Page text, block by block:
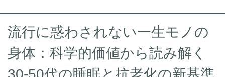
流行に惑わされない一生モノの
身体：科学的価値から読み解く
30-50代の睡眠と抗老化の新基準